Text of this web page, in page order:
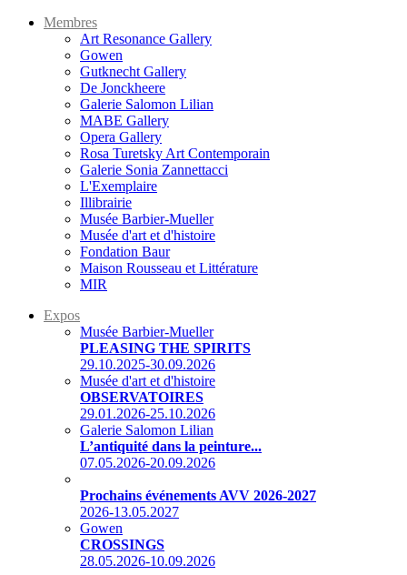
Membres
Art Resonance Gallery
Gowen
Gutknecht Gallery
De Jonckheere
Galerie Salomon Lilian
MABE Gallery
Opera Gallery
Rosa Turetsky Art Contemporain
Galerie Sonia Zannettacci
L'Exemplaire
Illibrairie
Musée Barbier-Mueller
Musée d'art et d'histoire
Fondation Baur
Maison Rousseau et Littérature
MIR
Expos
Musée Barbier-Mueller
PLEASING THE SPIRITS
29.10.2025-30.09.2026
Musée d'art et d'histoire
OBSERVATOIRES
29.01.2026-25.10.2026
Galerie Salomon Lilian
L’antiquité dans la peinture...
07.05.2026-20.09.2026
Prochains événements AVV 2026-2027
2026-13.05.2027
Gowen
CROSSINGS
28.05.2026-10.09.2026